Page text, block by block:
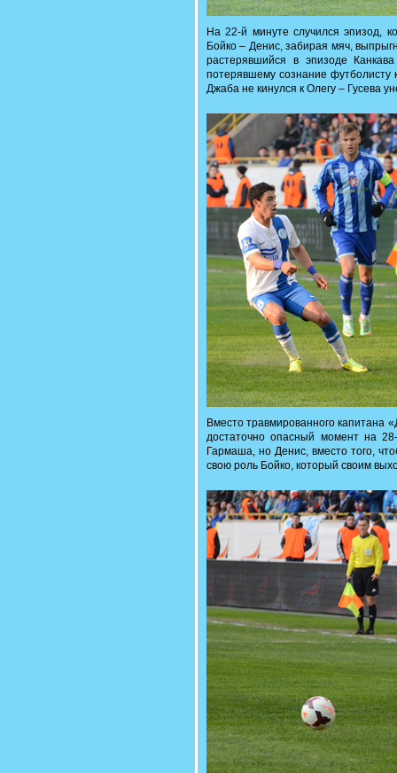
На 22-й минуте случился эпизод,
Бойко – Денис, забирая мяч,
растерявшийся в эпизоде
потерявшему сознание футболисту
Джаба не кинулся к Олегу – Гусева
Вместо травмированного капитана
достаточно опасный момент на
Гармаша, но Денис, вместо того,
свою роль Бойко, который своим